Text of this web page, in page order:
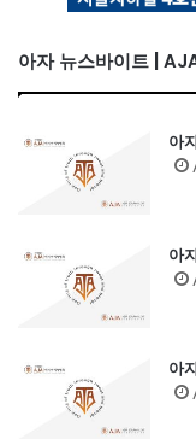
아자 뉴스바이트 |
아
아
아